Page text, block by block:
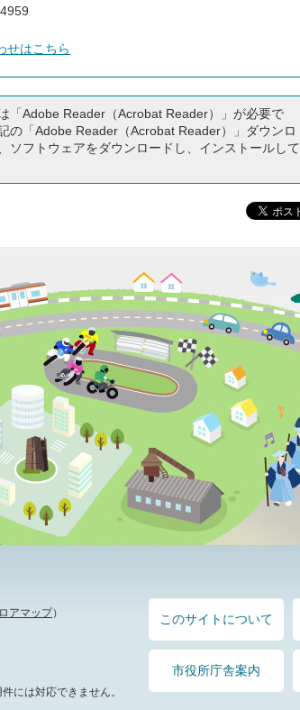
せはこちら
「Adobe Reader（Acrobat Reader）」が必要で
の「Adobe Reader（Acrobat Reader）」ダウンロ
ソフトウェアをダウンロードし、インストールして
アマップ）
には対応できません。
このサイトについて
市役所庁舎案内